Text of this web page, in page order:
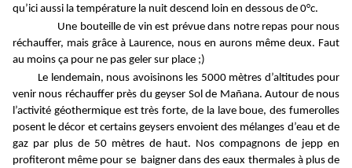
qu’ici aussi la température la nuit descend loin en dessous de 0°c.
Une bouteille de vin est prévue dans notre repas pour nous
réchauffer, mais grâce à Laurence, nous en aurons même deux. Faut
au moins ça pour ne pas geler sur place ;)
Le lendemain, nous avoisinons les 5000 mètres d’altitudes pour
venir nous réchauffer près du geyser Sol de Mañana. Autour de nous
l’activité géothermique est très forte, de la lave boue, des fumerolles
posent le décor et certains geysers envoient des mélanges d’eau et de
gaz par plus de 50 mètres de haut. Nos compagnons de jepp en
profiteront même pour se baigner dans des eaux thermales à plus de